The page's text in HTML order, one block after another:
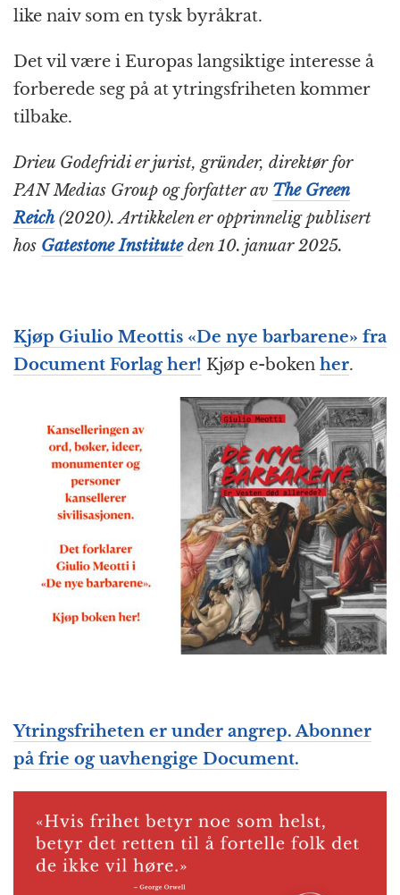
like naiv som en tysk byråkrat.
Det vil være i Europas langsiktige interesse å
forberede seg på at ytrings­friheten kommer
tilbake.
Drieu Godefridi er jurist, gründer, direktør for
PAN Medias Group og forfatter av The Green
Reich(2020). Artikkelen er opprinnelig publisert
hos Gatestone Instituteden 10. januar 2025.
Kjøp Giulio Meottis «De nye barbarene» fra
Document Forlag her! Kjøp e-boken her.
Ytringsfriheten er under angrep. Abonner
på frie og uavhengige Document.